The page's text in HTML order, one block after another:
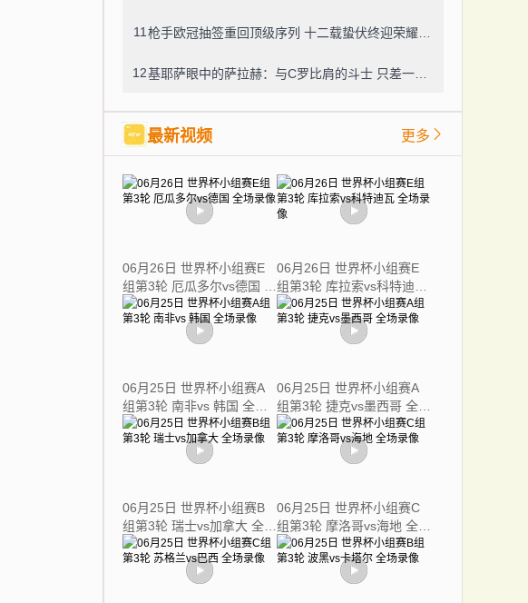
11
12
最新视频 更多
06月26日 世界杯小组赛E
组第3轮 厄瓜多尔vs德国 全
场录像
06月26日 世界杯小组赛E
组第3轮 库拉索vs科特迪瓦
全场录像
06月25日 世界杯小组赛A
组第3轮 南非vs 韩国 全场
录像
06月25日 世界杯小组赛A
组第3轮 捷克vs墨西哥 全场
录像
06月25日 世界杯小组赛B
组第3轮 瑞士vs加拿大 全场
录像
06月25日 世界杯小组赛C
组第3轮 摩洛哥vs海地 全场
录像